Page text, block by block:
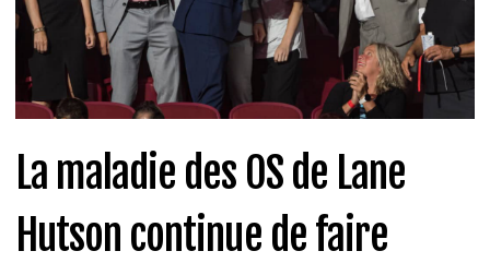
La maladie des OS de Lane
Hutson continue de faire